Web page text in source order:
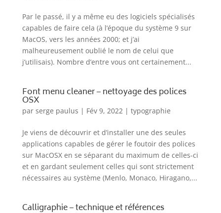
Par le passé, il y a même eu des logiciels spécialisés
capables de faire cela (à l’époque du système 9 sur
MacOS, vers les années 2000; et j’ai
malheureusement oublié le nom de celui que
j’utilisais). Nombre d’entre vous ont certainement...
Font menu cleaner – nettoyage des polices
OSX
par serge paulus | Fév 9, 2022| typographie
Je viens de découvrir et d’installer une des seules
applications capables de gérer le foutoir des polices
sur MacOSX en se séparant du maximum de celles-ci
et en gardant seulement celles qui sont strictement
nécessaires au système (Menlo, Monaco, Hiragano,...
Calligraphie – technique et références